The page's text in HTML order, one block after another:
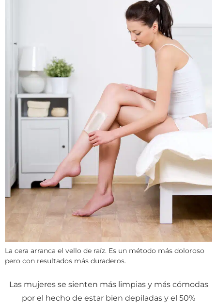
La cera arranca el vello de raíz. Es un método más doloroso
pero con resultados más duraderos.
Las mujeres se sienten más limpias y más cómodas
por el hecho de estar bien depiladas y el 50%